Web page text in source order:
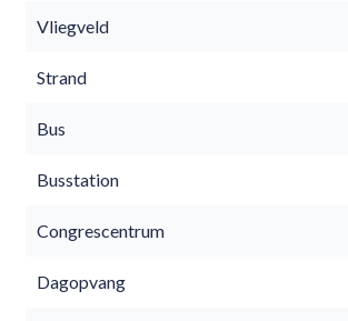
Vliegveld
Strand
Bus
Busstation
Congrescentrum
Dagopvang